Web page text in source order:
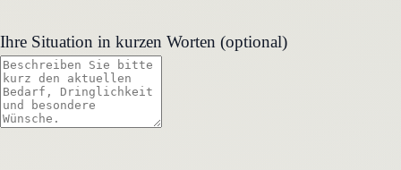
Ihre Situation in kurzen Worten (optional)